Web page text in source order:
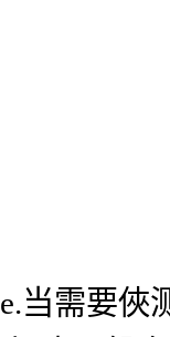
e.当需要俠